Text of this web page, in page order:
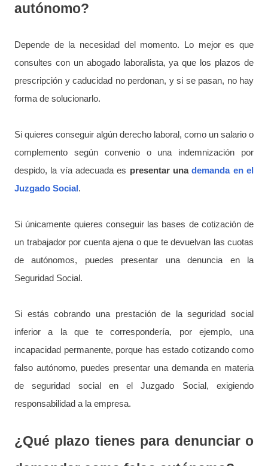
autónomo?
Depende de la necesidad del momento. Lo mejor es que
consultes con un abogado laboralista, ya que los plazos de
prescripción y caducidad no perdonan, y si se pasan, no hay
forma de solucionarlo.
Si quieres conseguir algún derecho laboral, como un salario o
complemento según convenio o una indemnización por
despido, la vía adecuada es presentar unademanda en el
Juzgado Social.
Si únicamente quieres conseguir las bases de cotización de
un trabajador por cuenta ajena o que te devuelvan las cuotas
de autónomos, puedes presentar una denuncia en la
Seguridad Social.
Si estás cobrando una prestación de la seguridad social
inferior a la que te correspondería, por ejemplo, una
incapacidad permanente, porque has estado cotizando como
falso autónomo, puedes presentar una demanda en materia
de seguridad social en el Juzgado Social, exigiendo
responsabilidad a la empresa.
¿Qué plazo tienes para denunciar o